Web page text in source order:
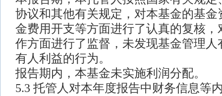
协议和其他有关规定，对本基金的基金
金费用开支等方面进行了认真的复核，
作方面进行了监督，未发现基金管理人
有人利益的行为。
报告期内，本基金未实施利润分配。
5.3 托管人对本年度报告中财务信息等